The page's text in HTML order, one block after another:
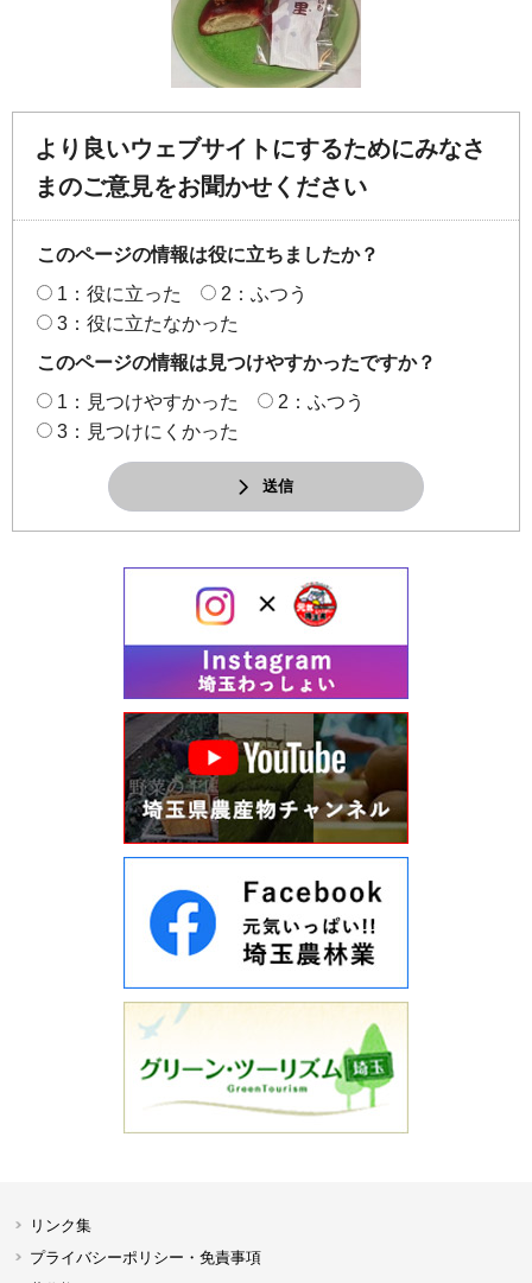
より良いウェブサイトにするためにみなさ
まのご意見をお聞かせください
このページの情報は役に立ちましたか？
1：役に立った
2：ふつう
3：役に立たなかった
このページの情報は見つけやすかったですか？
1：見つけやすかった
2：ふつう
3：見つけにくかった
送信
リンク集
プライバシーポリシー・免責事項